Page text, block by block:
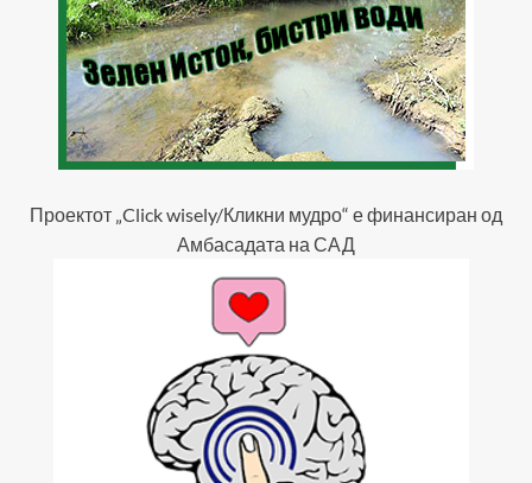
Проектот „Click wisely/Кликни мудро“ е финансиран од
Амбасадата на САД